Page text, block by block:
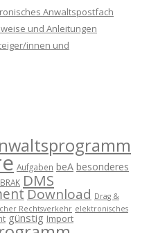
Anwaltspostfach
und Anleitungen
innen und
Aufgaben beA besonderes
BRAK DMS
Download Drag &
Rechtsverkehr elektronisches
günstig Import